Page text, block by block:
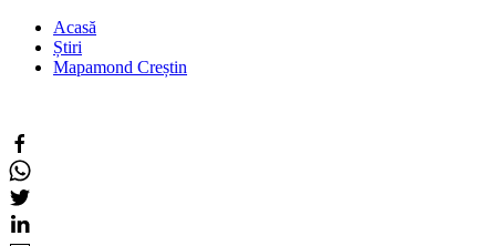
Acasă
Știri
Mapamond Creștin